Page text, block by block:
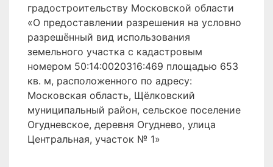
градостроительству Московской области
«О предоставлении разрешения на условно
разрешённый вид использования
земельного участка с кадастровым
номером 50:14:0020316:469 площадью 653
кв. м, расположенного по адресу:
Московская область, Щёлковский
муниципальный район, сельское поселение
Огудневское, деревня Огуднево, улица
Центральная, участок № 1»